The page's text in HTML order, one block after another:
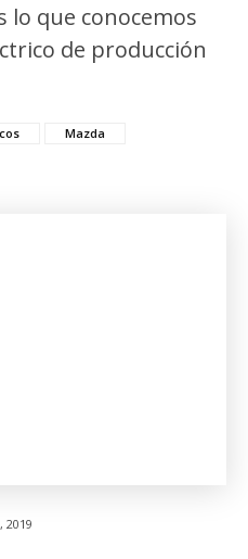
lo que conocemos
de producción
Mazda
2019